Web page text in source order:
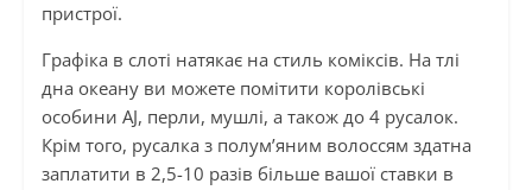
пристрої.
Графіка в слоті натякає на стиль коміксів. На тлі
дна океану ви можете помітити королівські
особини AJ, перли, мушлі, а також до 4 русалок.
Крім того, русалка з полум’яним волоссям здатна
заплатити в 2,5-10 разів більше вашої ставки в